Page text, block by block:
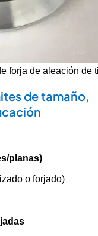
forja de aleación de
de tamaño,
planas)
o forjado)